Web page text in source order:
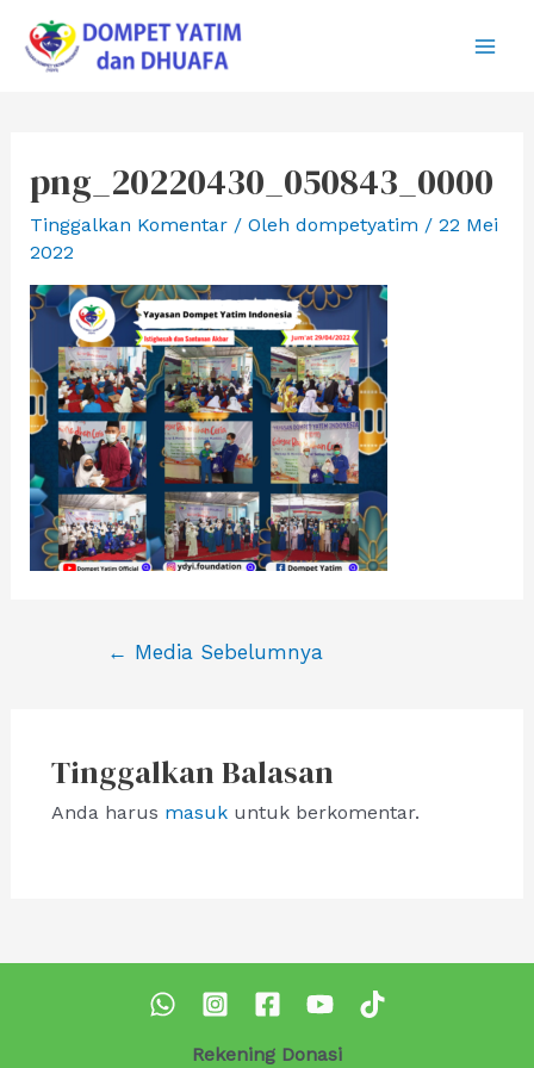
konten
png_20220430_050843_0000
Tinggalkan Komentar / Oleh dompetyatim / 22 Mei
2022
Navigasi
← Media Sebelumnya
Tinggalkan Balasan
Anda harus masukuntuk berkomentar.
Rekening Donasi